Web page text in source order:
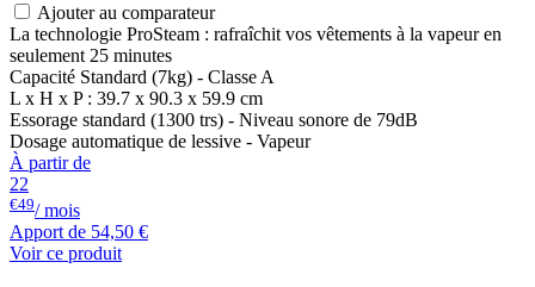
Ajouter au comparateur
La technologie ProSteam : rafraîchit vos vêtements à la vapeur en
seulement 25 minutes
Capacité Standard (7kg) - Classe A
L x H x P : 39.7 x 90.3 x 59.9 cm
Essorage standard (1300 trs) - Niveau sonore de 79dB
Dosage automatique de lessive - Vapeur
À partir de
22
€49/ mois
Apport de 54,50 €
Voir ce produit